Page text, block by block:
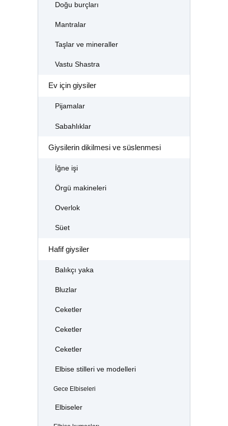
Doğu burçları
Mantralar
Taşlar ve mineraller
Vastu Shastra
Ev için giysiler
Pijamalar
Sabahlıklar
Giysilerin dikilmesi ve süslenmesi
İğne işi
Örgü makineleri
Overlok
Süet
Hafif giysiler
Balıkçı yaka
Bluzlar
Ceketler
Ceketler
Ceketler
Elbise stilleri ve modelleri
Gece Elbiseleri
Elbiseler